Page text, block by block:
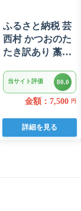
ふるさと納税 芸
西村 かつおのた
たき訳あり 藁焼
キ【KYF027】
当サイト評価 80.0
金額：7,500 円
詳細を見る